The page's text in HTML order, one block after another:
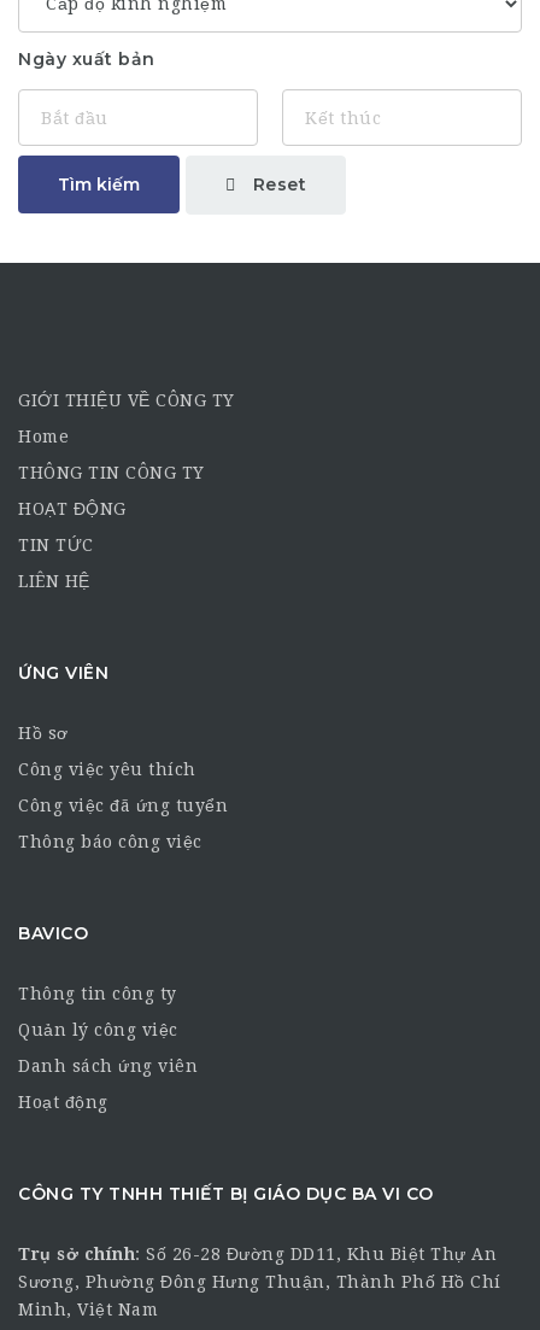
Ngày xuất bản
Tìm kiếm Reset
GIỚI THIỆU VỀ CÔNG TY
Home
THÔNG TIN CÔNG TY
HOẠT ĐỘNG
TIN TỨC
LIÊN HỆ
ỨNG VIÊN
Hồ sơ
Công việc yêu thích
Công việc đã ứng tuyển
Thông báo công việc
BAVICO
Thông tin công ty
Quản lý công việc
Danh sách ứng viên
Hoạt động
CÔNG TY TNHH THIẾT BỊ GIÁO DỤC BA VI CO
Trụ sở chính: Số 26-28 Đường DD11, Khu Biệt Thự An
Sương, Phường Đông Hưng Thuận, Thành Phố Hồ Chí
Minh, Việt Nam